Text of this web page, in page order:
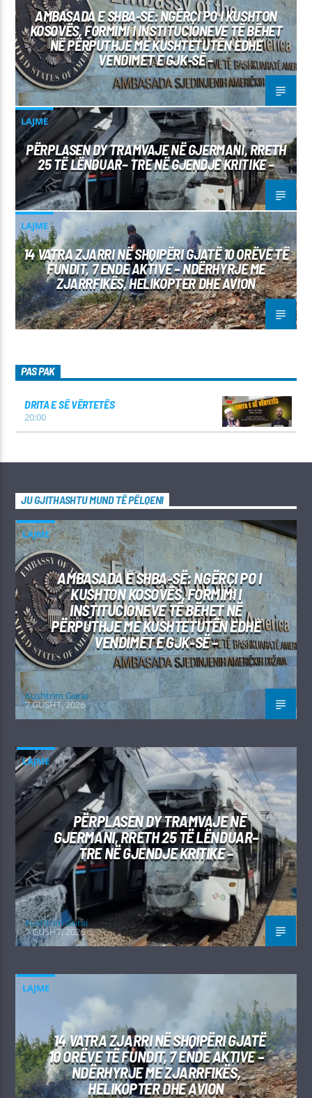
AMBASADA E SHBA-SË: NGËRÇI PO I KUSHTON
KOSOVËS, FORMIMI I INSTITUCIONEVE TË BËHET
NË PËRPUTHJE ME KUSHTETUTËN EDHE
VENDIMET E GJK-SË –
LAJME
PËRPLASEN DY TRAMVAJE NË GJERMANI, RRETH
25 TË LËNDUAR– TRE NË GJENDJE KRITIKE –
LAJME
14 VATRA ZJARRI NË SHQIPËRI GJATË 10 ORËVE TË
FUNDIT, 7 ENDE AKTIVE – NDËRHYRJE ME
ZJARRFIKËS, HELIKOPTER DHE AVION
PAS PAK
DRITA E SË VËRTETËS
20:00
JU GJITHASHTU MUND TË PËLQENI
LAJME
AMBASADA E SHBA-SË: NGËRÇI PO I
KUSHTON KOSOVËS, FORMIMI I
INSTITUCIONEVE TË BËHET NË
PËRPUTHJE ME KUSHTETUTËN EDHE
VENDIMET E GJK-SË –
Kushtrim Guraj
7 GUSHT, 2026
LAJME
PËRPLASEN DY TRAMVAJE NË
GJERMANI, RRETH 25 TË LËNDUAR–
TRE NË GJENDJE KRITIKE –
Kushtrim Guraj
7 GUSHT, 2026
LAJME
14 VATRA ZJARRI NË SHQIPËRI GJATË
10 ORËVE TË FUNDIT, 7 ENDE AKTIVE –
NDËRHYRJE ME ZJARRFIKËS,
HELIKOPTER DHE AVION